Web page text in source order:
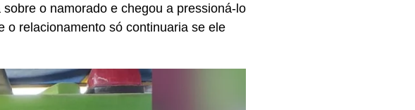
o namorado e chegou a pressioná-lo
o relacionamento só continuaria se ele